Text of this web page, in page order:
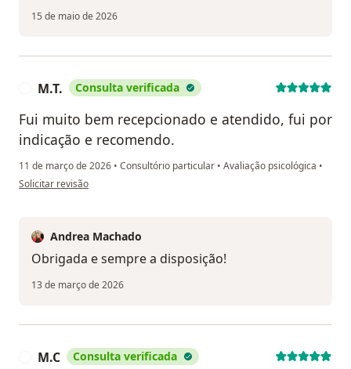
15 de maio de 2026
M.T. Consulta verificada
Fui muito bem recepcionado e atendido, fui por
indicação e recomendo.
11 de março de 2026 • Consultório particular • Avaliação psicológica •
na opinião do utilizador M.T.
Solicitar revisão
Andrea Machado
Obrigada e sempre a disposição!
13 de março de 2026
M.C Consulta verificada